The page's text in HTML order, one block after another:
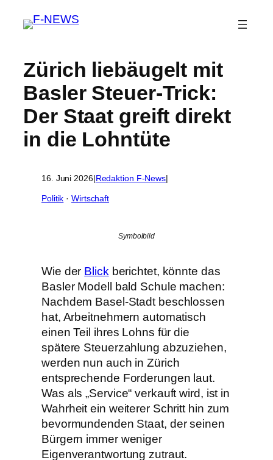
Zürich liebäugelt mit
Basler Steuer-Trick:
Der Staat greift direkt
in die Lohntüte
16. Juni 2026|Redaktion F-News|
Politik · Wirtschaft
Symbolbild
Wie der Blick berichtet, könnte das
Basler Modell bald Schule machen:
Nachdem Basel-Stadt beschlossen
hat, Arbeitnehmern automatisch
einen Teil ihres Lohns für die
spätere Steuerzahlung abzuziehen,
werden nun auch in Zürich
entsprechende Forderungen laut.
Was als „Service“ verkauft wird, ist in
Wahrheit ein weiterer Schritt hin zum
bevormundenden Staat, der seinen
Bürgern immer weniger
Eigenverantwortung zutraut.